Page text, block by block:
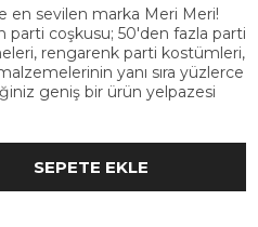
en sevilen marka Meri Meri!
parti coşkusu; 50'den fazla parti
rengarenk parti kostümleri,
yanı sıra yüzlerce
geniş bir ürün yelpazesi